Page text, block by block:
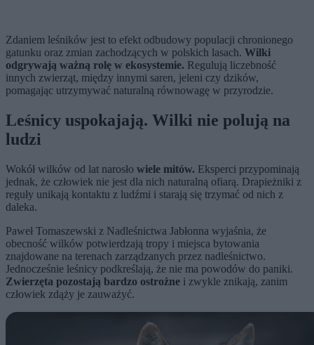
Zdaniem leśników jest to efekt odbudowy populacji chronionego
gatunku oraz zmian zachodzących w polskich lasach. Wilki
odgrywają ważną rolę w ekosystemie. Regulują liczebność
innych zwierząt, między innymi saren, jeleni czy dzików,
pomagając utrzymywać naturalną równowagę w przyrodzie.
Leśnicy uspokajają. Wilki nie polują na
ludzi
Wokół wilków od lat narosło wiele mitów. Eksperci przypominają
jednak, że człowiek nie jest dla nich naturalną ofiarą. Drapieżniki z
reguły unikają kontaktu z ludźmi i starają się trzymać od nich z
daleka.
Paweł Tomaszewski z Nadleśnictwa Jabłonna wyjaśnia, że
obecność wilków potwierdzają tropy i miejsca bytowania
znajdowane na terenach zarządzanych przez nadleśnictwo.
Jednocześnie leśnicy podkreślają, że nie ma powodów do paniki.
Zwierzęta pozostają bardzo ostrożne i zwykle znikają, zanim
człowiek zdąży je zauważyć.